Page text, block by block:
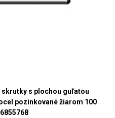
skrutky s plochou guľatou
pozinkované žiarom 100